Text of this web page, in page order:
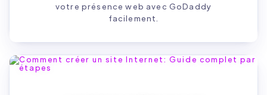
votre présence web avec GoDaddy
facilement.